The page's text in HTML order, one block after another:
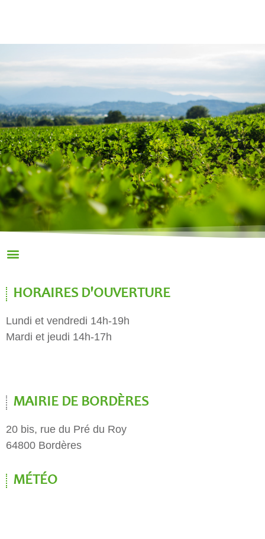
HORAIRES D'OUVERTURE
Lundi et vendredi 14h-19h
Mardi et jeudi 14h-17h
MAIRIE DE BORDÈRES
20 bis, rue du Pré du Roy
64800 Bordères
MÉTÉO